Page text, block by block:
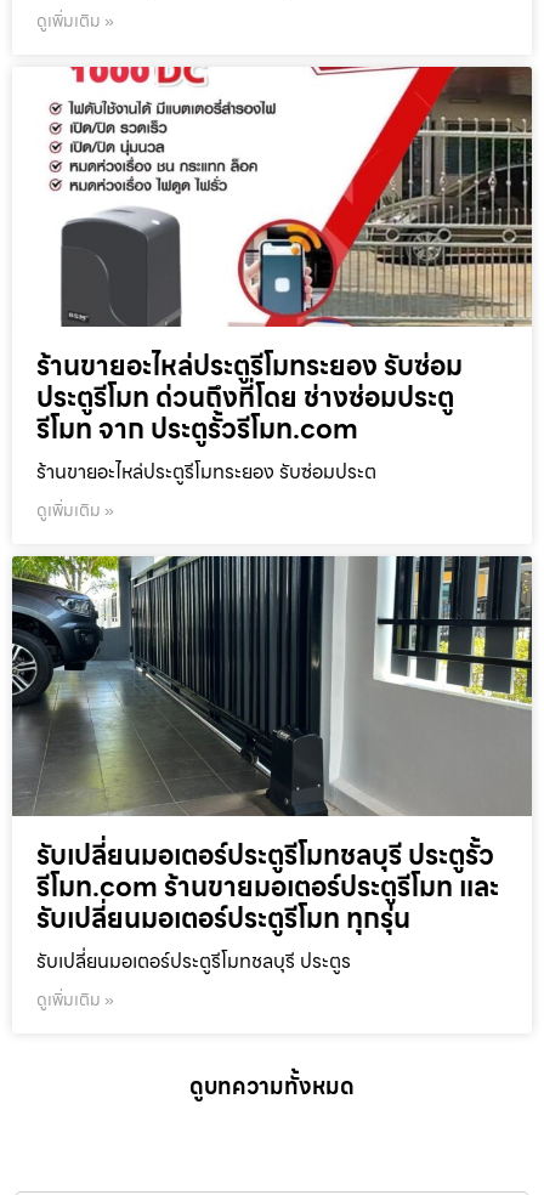
ดูเพิ่มเติม »
ร้านขายอะไหล่ประตูรีโมทระยอง รับซ่อม
ประตูรีโมท ด่วนถึงที่โดย ช่างซ่อมประตู
รีโมท จาก ประตูรั้วรีโมท.com
ร้านขายอะไหล่ประตูรีโมทระยอง รับซ่อมประต
ดูเพิ่มเติม »
รับเปลี่ยนมอเตอร์ประตูรีโมทชลบุรี ประตูรั้ว
รีโมท.com ร้านขายมอเตอร์ประตูรีโมท และ
รับเปลี่ยนมอเตอร์ประตูรีโมท ทุกรุ่น
รับเปลี่ยนมอเตอร์ประตูรีโมทชลบุรี ประตูร
ดูเพิ่มเติม »
ดูบทความทั้งหมด